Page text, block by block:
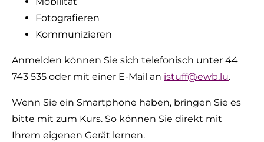
Fotografieren
Kommunizieren
Anmelden können Sie sich telefonisch unter 44
743 535 oder mit einer E-Mail an istuff@ewb.lu.
Wenn Sie ein Smartphone haben, bringen Sie es
bitte mit zum Kurs. So können Sie direkt mit
Ihrem eigenen Gerät lernen.